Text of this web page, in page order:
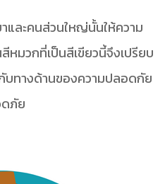
และคนส่วนใหญ่นั้นให้ความ
มวกที่เป็นสีเขียวนี้จึงเปรียบ
บทางด้านของความปลอดกัย
ภัย